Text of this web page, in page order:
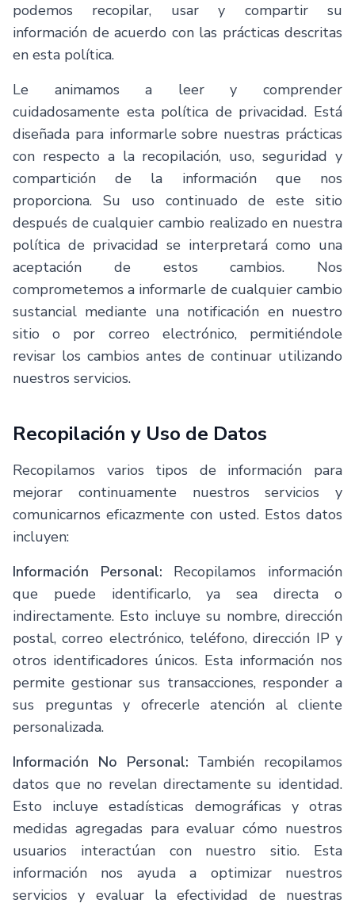
podemos recopilar, usar y compartir su
información de acuerdo con las prácticas descritas
en esta política.
Le animamos a leer y comprender
cuidadosamente esta política de privacidad. Está
diseñada para informarle sobre nuestras prácticas
con respecto a la recopilación, uso, seguridad y
compartición de la información que nos
proporciona. Su uso continuado de este sitio
después de cualquier cambio realizado en nuestra
política de privacidad se interpretará como una
aceptación de estos cambios. Nos
comprometemos a informarle de cualquier cambio
sustancial mediante una notificación en nuestro
sitio o por correo electrónico, permitiéndole
revisar los cambios antes de continuar utilizando
nuestros servicios.
Recopilación y Uso de Datos
Recopilamos varios tipos de información para
mejorar continuamente nuestros servicios y
comunicarnos eficazmente con usted. Estos datos
incluyen:
Información Personal:
Recopilamos información
que puede identificarlo, ya sea directa o
indirectamente. Esto incluye su nombre, dirección
postal, correo electrónico, teléfono, dirección IP y
otros identificadores únicos. Esta información nos
permite gestionar sus transacciones, responder a
sus preguntas y ofrecerle atención al cliente
personalizada.
Información No Personal: También recopilamos
datos que no revelan directamente su identidad.
Esto incluye estadísticas demográficas y otras
medidas agregadas para evaluar cómo nuestros
usuarios interactúan con nuestro sitio. Esta
información nos ayuda a optimizar nuestros
servicios y evaluar la efectividad de nuestras